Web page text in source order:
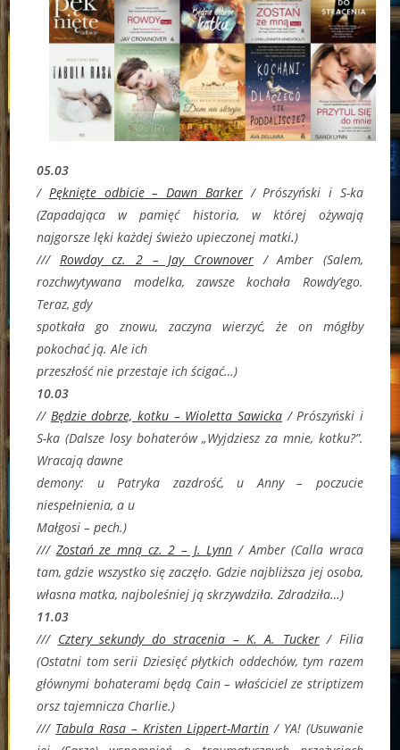
05.03
/ Pęknięte odbicie – Dawn Barker/ Prószyński i S-ka
(Zapadająca w pamięć historia, w której ożywają
najgorsze lęki każdej świeżo upieczonej matki.)
/// Rowday cz. 2 – Jay Crownover/ Amber (Salem,
rozchwytywana modelka, zawsze kochała Rowdy’ego.
Teraz, gdy
spotkała go znowu, zaczyna wierzyć, że on mógłby
pokochać ją. Ale ich
przeszłość nie przestaje ich ścigać…)
10.03
// Będzie dobrze, kotku – Wioletta Sawicka/Prószyński i
S-ka (Dalsze losy bohaterów „Wyjdziesz za mnie, kotku?”.
Wracają dawne
demony: u Patryka zazdrość, u Anny – poczucie
niespełnienia, a u
Małgosi – pech.)
/// Zostań ze mną cz. 2 – J. Lynn / Amber (Calla wraca
tam, gdzie wszystko się zaczęło. Gdzie najbliższa jej osoba,
własna matka, najboleśniej ją skrzywdziła. Zdradziła…)
11.03
/// Cztery sekundy do stracenia – K. A. Tucker/ Filia
(Ostatni tom serii Dziesięć płytkich oddechów, tym razem
głównymi bohaterami będą Cain – właściciel ze striptizem
orsz tajemnicza Charlie.)
/// Tabula Rasa – Kristen Lippert-Martin / YA! (Usuwanie